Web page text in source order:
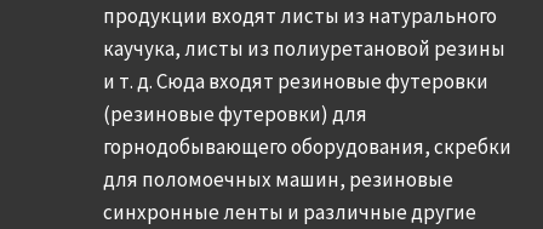
продукции входят листы из натурального
каучука, листы из полиуретановой резины
и т. д. Сюда входят резиновые футеровки
(резиновые футеровки) для
горнодобывающего оборудования, скребки
для поломоечных машин, резиновые
синхронные ленты и различные другие